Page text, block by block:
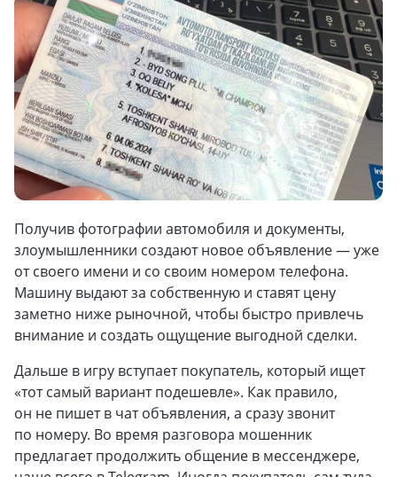
Получив фотографии автомобиля и документы,
злоумышленники создают новое объявление — уже
от своего имени и со своим номером телефона.
Машину выдают за собственную и ставят цену
заметно ниже рыночной, чтобы быстро привлечь
внимание и создать ощущение выгодной сделки.
Дальше в игру вступает покупатель, который ищет
«тот самый вариант подешевле». Как правило,
он не пишет в чат объявления, а сразу звонит
по номеру. Во время разговора мошенник
предлагает продолжить общение в мессенджере,